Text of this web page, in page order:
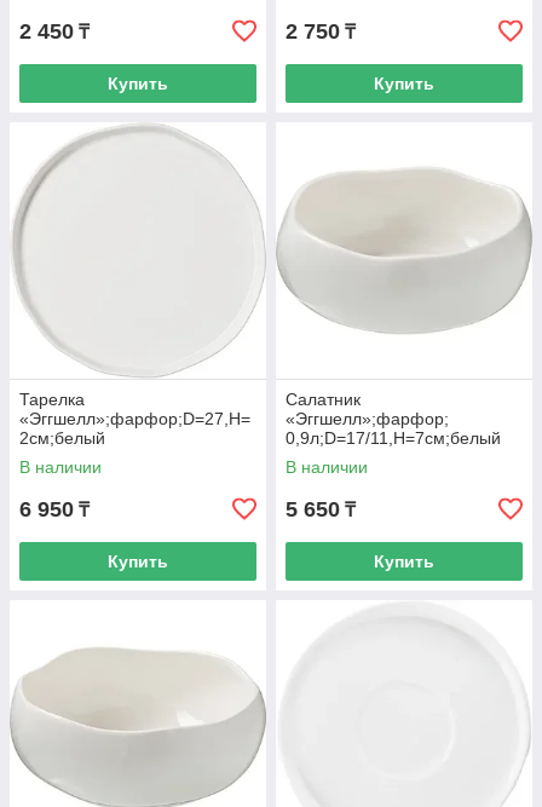
2 450 ₸
Купить
2 750 ₸
Купить
Тарелка
«Эггшелл»;фарфор;D=27,H=
2см;белый
В наличии
6 950 ₸
Купить
Салатник
«Эггшелл»;фарфор;
0,9л;D=17/11,H=7см;белый
В наличии
5 650 ₸
Купить